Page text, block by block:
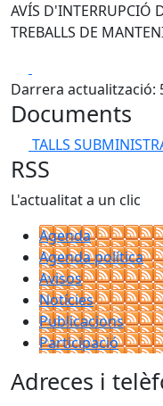
AVÍS D'INTERRUPCIÓ
TREBALLS DE
Darrera actualització:
Documents
TALLS
RSS
L'actualitat a un clic
Agenda
Agenda política
Avisos
Notícies
Publicacions
Participació
Adreces i